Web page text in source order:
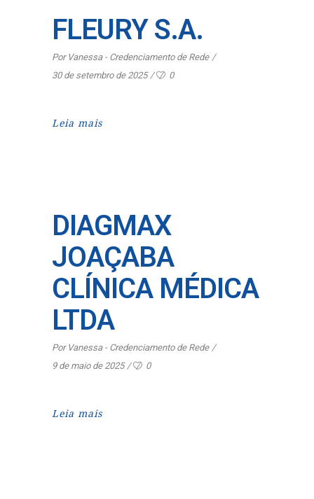
FLEURY S.A.
Por Vanessa - Credenciamento de Rede
30 de setembro de 2025
0
Leia mais
DIAGMAX
JOAÇABA
CLÍNICA MÉDICA
LTDA
Por Vanessa - Credenciamento de Rede
9 de maio de 2025
0
Leia mais